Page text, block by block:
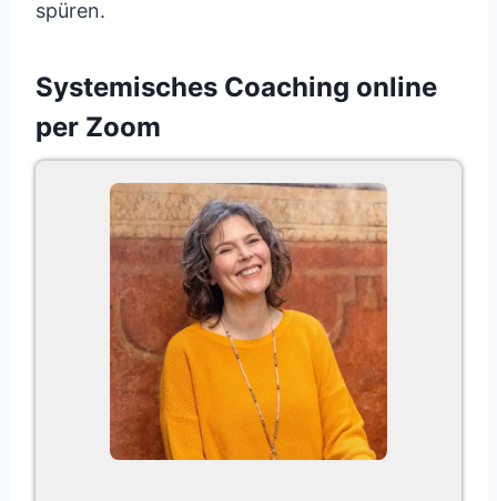
spüren.
Systemisches Coaching online
per Zoom